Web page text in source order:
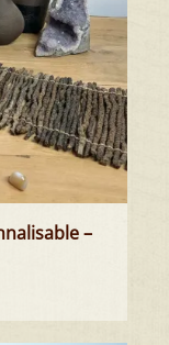
–